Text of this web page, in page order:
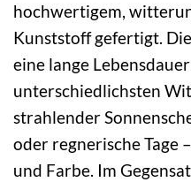
hochwertigem,
Kunststoff gefertigt.
eine lange
unterschiedlichsten
strahlender
oder regnerische Tage
und Farbe. Im